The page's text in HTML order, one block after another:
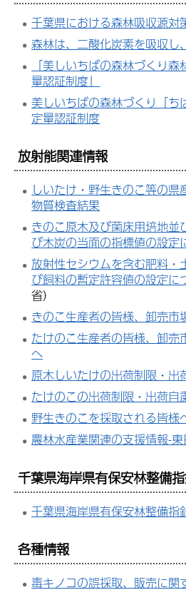
千葉県における森林吸収源対
森林は、二酸化炭素を吸収し
「美しいちばの森林づくり
量認証制度」
美しいちばの森林づくり「
定量認証制度
放射能関連情報
しいたけ・野生きのこ等の
物質検査結果
きのこ原木及び菌床用培地並
び木炭の当面の指標値の設定
放射性セシウムを含む肥料・
び飼料の暫定許容値の設定に
省）
きのこ生産者の皆様、卸売市
たけのこ生産者の皆様、卸売
へ
原木しいたけの出荷制限・出
たけのこの出荷制限・出荷自
野生きのこを採取される皆様
農林水産業関連の支援情報-
千葉県海岸県有保安林整備
千葉県海岸県有保安林整備指
各種情報
毒キノコの誤採取、販売に関